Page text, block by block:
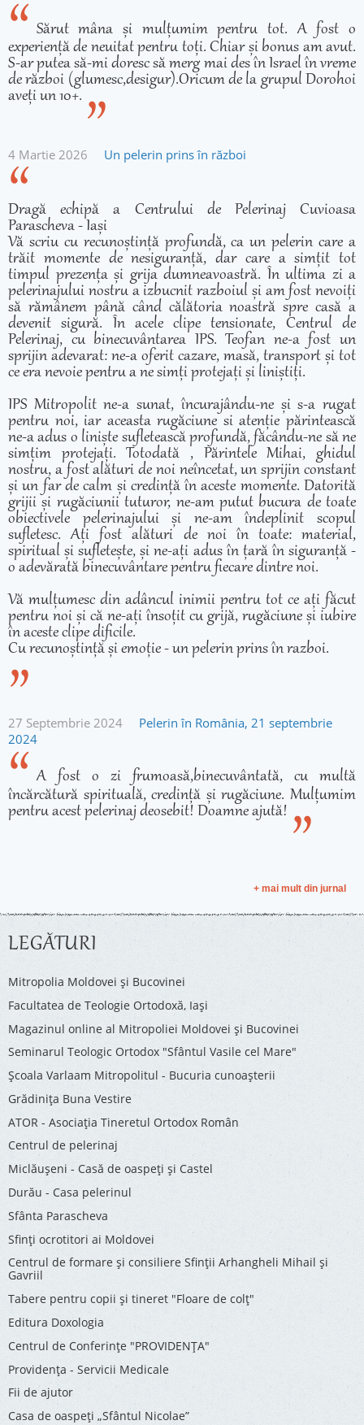
Sărut mâna și mulțumim pentru tot. A fost o
experiență de neuitat pentru toți. Chiar și bonus am avut.
S-ar putea să-mi doresc să merg mai des în Israel în vreme
de război (glumesc,desigur).Oricum de la grupul Dorohoi
aveți un 10+.
4 Martie 2026 Un pelerin prins în război
Dragă echipă a Centrului de Pelerinaj Cuvioasa
Parascheva - Iași
Vă scriu cu recunoștință profundă, ca un pelerin care a
trăit momente de nesiguranță, dar care a simțit tot
timpul prezența și grija dumneavoastră. În ultima zi a
pelerinajului nostru a izbucnit razboiul și am fost nevoiți
să rămânem până când călătoria noastră spre casă a
devenit sigură. În acele clipe tensionate, Centrul de
Pelerinaj, cu binecuvântarea IPS. Teofan ne-a fost un
sprijin adevarat: ne-a oferit cazare, masă, transport și tot
ce era nevoie pentru a ne simți protejați și liniștiți.
IPS Mitropolit ne-a sunat, încurajându-ne și s-a rugat
pentru noi, iar aceasta rugăciune si atenție părintească
ne-a adus o liniște sufletească profundă, făcându-ne să ne
simțim protejați. Totodată , Părintele Mihai, ghidul
nostru, a fost alături de noi neîncetat, un sprijin constant
și un far de calm și credință în aceste momente. Datorită
grijii și rugăciunii tuturor, ne-am putut bucura de toate
obiectivele pelerinajului și ne-am îndeplinit scopul
sufletesc. Ați fost alături de noi în toate: material,
spiritual și sufletește, și ne-ați adus în țară în siguranță -
o adevărată binecuvântare pentru fiecare dintre noi.
Vă mulțumesc din adâncul inimii pentru tot ce ați făcut
pentru noi și că ne-ați însoțit cu grijă, rugăciune și iubire
în aceste clipe dificile.
Cu recunoștință și emoție - un pelerin prins în razboi.
27 Septembrie 2024
Pelerin în România, 21 septembrie
2024
A fost o zi frumoasă,binecuvântată, cu multă
încărcătură spirituală, credință și rugăciune. Mulțumim
pentru acest pelerinaj deosebit! Doamne ajută!
+ mai mult din jurnal
LEGĂTURI
Mitropolia Moldovei și Bucovinei
Facultatea de Teologie Ortodoxă, Iaşi
Magazinul online al Mitropoliei Moldovei și Bucovinei
Seminarul Teologic Ortodox "Sfântul Vasile cel Mare"
Şcoala Varlaam Mitropolitul - Bucuria cunoaşterii
Grădinița Buna Vestire
ATOR - Asociaţia Tineretul Ortodox Român
Centrul de pelerinaj
Miclăușeni - Casă de oaspeţi şi Castel
Durău - Casa pelerinul
Sfânta Parascheva
Sfinți ocrotitori ai Moldovei
Centrul de formare și consiliere Sfinții Arhangheli Mihail și
Gavriil
Tabere pentru copii şi tineret "Floare de colţ"
Editura Doxologia
Centrul de Conferinţe "PROVIDENŢA"
Providenţa - Servicii Medicale
Fii de ajutor
Casa de oaspeți „Sfântul Nicolae”